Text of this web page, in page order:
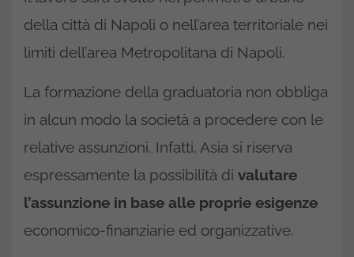
della città di Napoli o nell’area territoriale nei
limiti dell’area Metropolitana di Napoli.
La formazione della graduatoria non obbliga
in alcun modo la società a procedere con le
relative assunzioni. Infatti, Asia si riserva
espressamente la possibilità di valutare
l’assunzione in base alle proprie esigenze
economico-finanziarie ed organizzative.